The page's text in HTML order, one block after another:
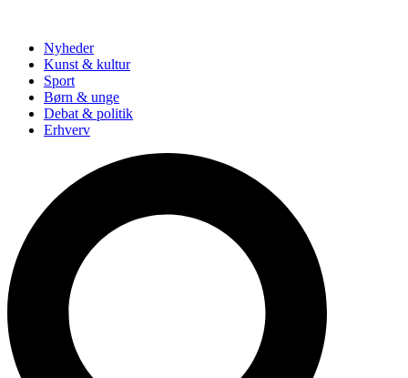
Nyheder
Kunst & kultur
Sport
Børn & unge
Debat & politik
Erhverv